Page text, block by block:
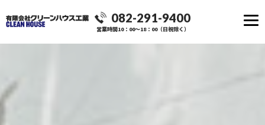
082-291-9400
営業時間10：00～18：00（日祝除く）